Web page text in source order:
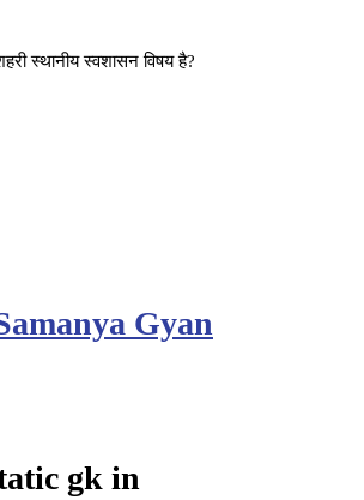
स्थानीय स्वशासन विषय है?
Gyan
gk in